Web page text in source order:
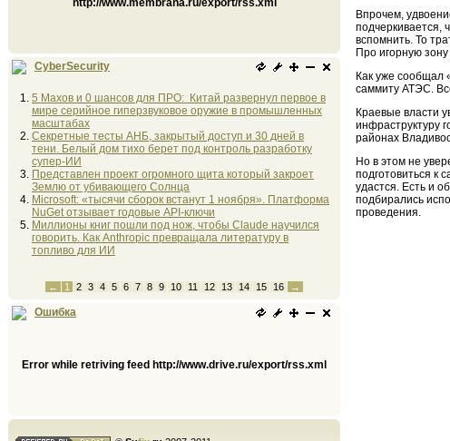
http://www.membrana.ru/export/rss.xml
CyberSecurity
5 Махов и 0 шансов для ПРО: Китай развернул первое в
мире серийное гиперзвуковое оружие в промышленных
масштабах
Секретные тесты АНБ, закрытый доступ и 30 дней в
тени. Белый дом тихо берет под контроль разработку
супер-ИИ
Представлен проект огромного щита который закроет
Землю от убивающего Солнца
Microsoft: «тысячи сборок встанут 1 ноября». Платформа
NuGet отзывает годовые API-ключи
Миллионы книг пошли под нож, чтобы Claude научился
говорить. Как Anthropic превращала литературу в
топливо для ИИ
← 1 2 3 4 5 6 7 8 9 10 11 12 13 14 15 16 →
Ошибка
Error while retriving feed http://www.drive.ru/export/rss.xml
Впрочем,
подчеркивается,
вспомнить. То
Про игорную
Как уже сообщал
саммиту АТЭС.
Краевые власти
инфраструктуру
районах
Но в этом не
подготовиться к
удастся. Есть и
подбирались
проведения.